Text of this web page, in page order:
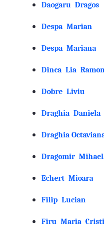
Daogaru Dragos
Despa Marian
Despa Mariana
Dinca Lia
Dobre Liviu
Draghia Daniela
Draghia
Dragomir
Echert Mioara
Filip Lucian
Firu Maria